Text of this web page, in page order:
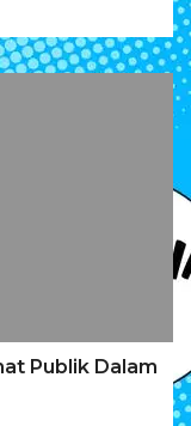
Publik Dalam